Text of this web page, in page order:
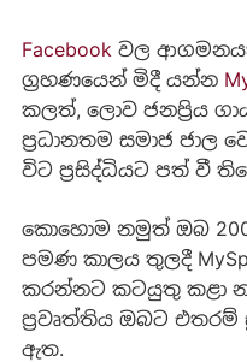
Facebook වල
ග්‍රහණයෙන් මිදී යන්න
කලත්, ලොව ජනප්‍රිය
ප්‍රධානතම සමාජ ජාල
විට ප්‍රසිද්ධියට පත් වී
කොහොම නමුත් ඔබ
පමණ කාලය තුලදී
කරන්නට කටයුතු කළා
ප්‍රවෘත්තිය ඔබට
ඇත.